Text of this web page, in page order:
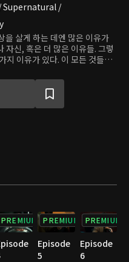
Supernatural /
살게 하는 데엔 많은 이유가
자신, 혹은 더 많은 이유들. 그렇
지 이유가 있다. 이 모든 것들을
보다 불행을 더 많이 느끼는 요
되었다. 세상은 물러 터졌다고
않는 인품에 귀신을 볼 수 있
또한 다독여져야 하기에. 하루가
만 그럼에도 세심한 한마디와
가 들려주는, 그 어디에도 있었
& 웃픈 어드벤쳐가 시작된다.
PREMIUM PREMIUM
Episode
5
PREMIUM
Episode
6